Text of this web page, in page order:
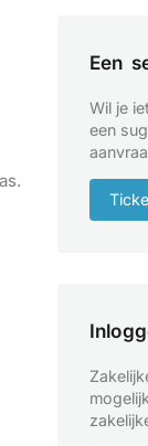
Een
Wil je
een